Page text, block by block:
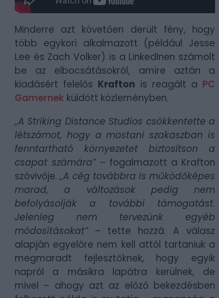
Minderre azt követően derült fény, hogy
több egykori alkalmazott (például Jesse
Lee és Zach Volker) is a LinkedInen számolt
be az elbocsátásokról, amire aztán a
kiadásért felelős Krafton is reagált a PC
Gamernek küldött közleményben.
„A Striking Distance Studios csökkentette a
létszámot, hogy a mostani szakaszban is
fenntartható környezetet biztosítson a
csapat számára”– fogalmazott a Krafton
szóvivője.„A cég továbbra is működőképes
marad, a változások pedig nem
befolyásolják a további támogatást.
Jelenleg nem tervezünk egyéb
módosításokat”– tette hozzá. A válasz
alapján egyelőre nem kell attól tartaniuk a
megmaradt fejlesztőknek, hogy egyik
napról a másikra lapátra kerülnek, de
mivel – ahogy azt az előző bekezdésben